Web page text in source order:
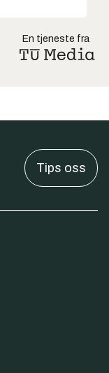
En tjeneste fra
Tips oss